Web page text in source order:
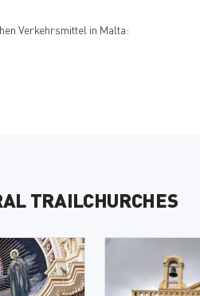
Verkehrsmittel in Malta:
TRAILCHURCHES